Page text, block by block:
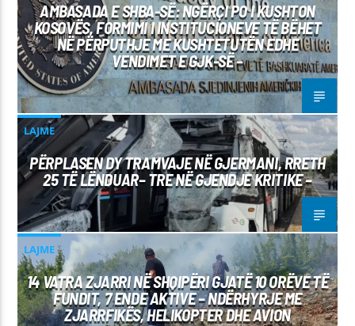
AMBASADA E SHBA-SË: NGËRÇI PO I KUSHTON
KOSOVËS, FORMIMI I INSTITUCIONEVE TË BËHET
NË PËRPUTHJE ME KUSHTETUTËN EDHE
VENDIMET E GJK-SË –
LAJME
PËRPLASEN DY TRAMVAJE NË GJERMANI, RRETH
25 TË LËNDUAR– TRE NË GJENDJE KRITIKE –
LAJME
14 VATRA ZJARRI NË SHQIPËRI GJATË 10 ORËVE TË
FUNDIT, 7 ENDE AKTIVE – NDËRHYRJE ME
ZJARRFIKËS, HELIKOPTER DHE AVION